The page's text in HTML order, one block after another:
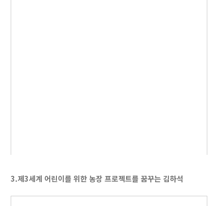
3.제3세계 어린이를 위한 농장 프로젝트를 꿈꾸는 김하석